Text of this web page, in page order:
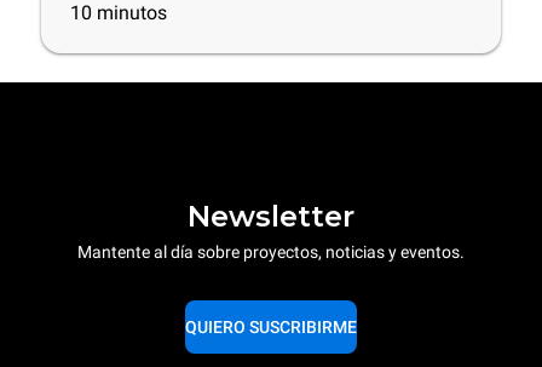
10 minutos
Newsletter
Mantente al día sobre proyectos, noticias y eventos.
QUIERO SUSCRIBIRME